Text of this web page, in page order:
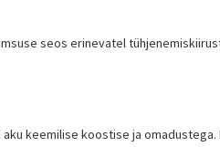
erinevatel
keemilise koostise ja